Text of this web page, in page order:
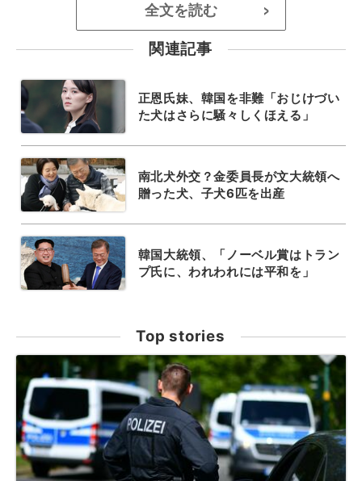
全文を読む >
関連記事
正恩氏妹、韓国を非難「おじけづい
た犬はさらに騒々しくほえる」
南北犬外交？金委員長が文大統領へ
贈った犬、子犬6匹を出産
韓国大統領、「ノーベル賞はトラン
プ氏に、われわれには平和を」
Top stories